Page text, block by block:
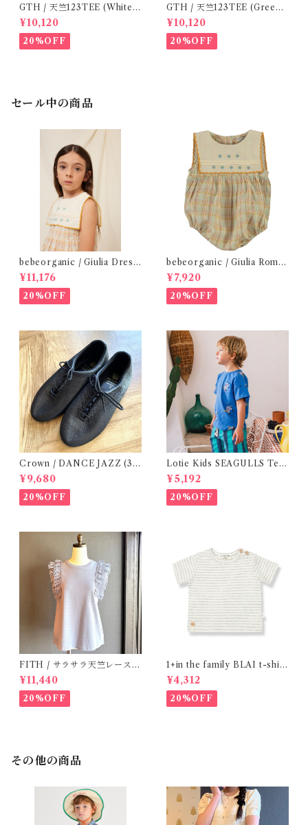
GTH / 天竺123TEE (White)
/ Size 1
¥10,120
20%OFF
GTH / 天竺123TEE (Green)
/ Size 1
¥10,120
20%OFF
セール中の商品
bebeorganic / Giulia Dress
Lagoon Check (2-6y)
¥11,176
20%OFF
bebeorganic / Giulia Romp
er Lagoon Check( 6・12ｍ)
¥7,920
20%OFF
Crown / DANCE JAZZ (3:2
2cm / 6:24-24,5 ) Black
¥9,680
20%OFF
Lotie Kids SEAGULLS Tee
(12m- 8Y)
¥5,192
20%OFF
FITH / サラサラ天竺レースT
シャツ (BL) / 145・155
¥11,440
20%OFF
1+in the family BLAI t-shirt
(Grey)
¥4,312
20%OFF
その他の商品